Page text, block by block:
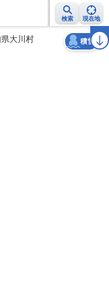
検索 現在地
報・注意報 2週間天気 ラ
大川村 積雪
天気 台風